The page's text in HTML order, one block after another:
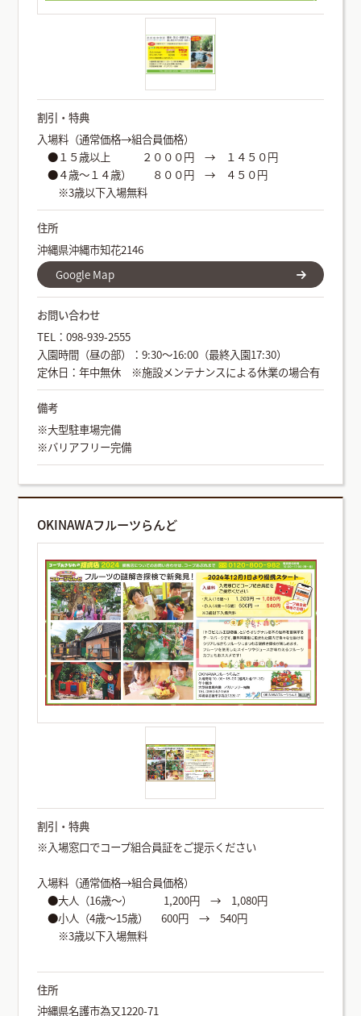
割引・特典
入場料（通常価格→組合員価格）
●１５歳以上 ２０００円 → １４５０円
●４歳～１４歳） ８００円 → ４５０円
※3歳以下入場無料
住所
沖縄県沖縄市知花2146
Google Map
お問い合わせ
TEL：098-939-2555
入園時間（昼の部）：9:30～16:00（最終入園17:30）
定休日：年中無休 ※施設メンテナンスによる休業の場合有
備考
※大型駐車場完備
※バリアフリー完備
OKINAWAフルーツらんど
割引・特典
※入場窓口でコープ組合員証をご提示ください
入場料（通常価格→組合員価格）
●大人（16歳～） 1,200円 → 1,080円
●小人（4歳～15歳） 600円 → 540円
※3歳以下入場無料
住所
沖縄県名護市為又1220-71